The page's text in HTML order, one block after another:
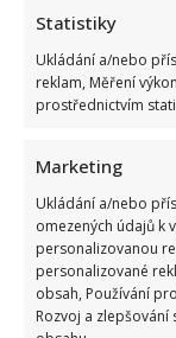
Statistiky
Ukládání a/nebo
reklam, Měření
prostřednictvím
Marketing
Ukládání a/nebo
omezených údajů k
personalizovanou
personalizované
obsah, Používání
Rozvoj a zlepšování
Jitka Zelenková
Zpěvačka
nestačilo
Lenka
neprozrazuje,
VíceRead
more
about
Jitka
Zelenková